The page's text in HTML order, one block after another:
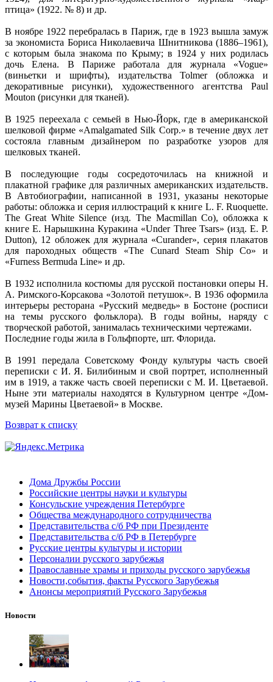
птица» (1922. № 8) и др.
В ноябре 1922 перебралась в Париж, где в 1923 вышла замуж
за экономиста Бориса Николаевича Шнитникова (1886–1961),
с которым была знакома по Крыму; в 1924 у них родилась
дочь Елена. В Париже работала для журнала «Vogue»
(виньетки и шрифты), издательства Tolmer (обложка и
декоративные рисунки), художественного агентства Paul
Mouton (рисунки для тканей).
В 1925 переехала с семьей в Нью-Йорк, где в американской
шелковой фирме «Amalgamated Silk Corp.» в течение двух лет
состояла главным дизайнером по разработке узоров для
шелковых тканей.
В последующие годы сосредоточилась на книжной и
плакатной графике для различных американских издательств.
В Автобиографии, написанной в 1931, указаны некоторые
работы: обложка и серия иллюстраций к книге L. F. Ruoquette.
The Great White Silence (изд. The Macmillan Co), обложка к
книге Е. Нарышкина Куракина «Under Three Tsars» (изд. E. P.
Dutton), 12 обложек для журнала «Curander», серия плакатов
для пароходных обществ «The Cunard Steam Ship Co» и
«Furness Bermuda Line» и др.
В 1932 исполнила костюмы для русской постановки оперы Н.
А. Римского-Корсакова «Золотой петушок». В 1936 оформила
интерьеры ресторана «Русский медведь» в Бостоне (росписи
на темы русского фольклора). В годы войны, наряду с
творческой работой, занималась техническими чертежами.
Последние годы жила в Гольфпорте, шт. Флорида.
В 1991 передала Советскому Фонду культуры часть своей
переписки с И. Я. Билибиным и свой портрет, исполненный
им в 1919, а также часть своей переписки с М. И. Цветаевой.
Ныне эти материалы находятся в Культурном центре «Дом-
музей Марины Цветаевой» в Москве.
Возврат к списку
Дома Дружбы России
Российские центры науки и культуры
Консульские учреждения Петербурге
Общества международного сотрудничества
Представительства с/б РФ при Президенте
Представительства с/б РФ в Петербурге
Русские центры культуры и истории
Персоналии русского зарубежья
Православные храмы и приходы русского зарубежья
Новости,события, факты Русского Зарубежья
Анонсы мероприятий Русского Зарубежья
Новости